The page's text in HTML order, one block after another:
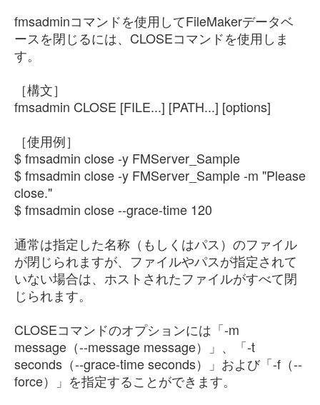
fmsadminコマンドを使用してFileMakerデータベ
ースを閉じるには、CLOSEコマンドを使用しま
す。
［構文］
fmsadmin CLOSE [FILE...] [PATH...] [options]
［使用例］
$ fmsadmin close -y FMServer_Sample
$ fmsadmin close -y FMServer_Sample -m "Please
close."
$ fmsadmin close --grace-time 120
通常は指定した名称（もしくはパス）のファイル
が閉じられますが、ファイルやパスが指定されて
いない場合は、ホストされたファイルがすべて閉
じられます。
CLOSEコマンドのオプションには「-m
message（--message message）」、「-t
seconds（--grace-time seconds）」および「-f（--
force）」を指定することができます。